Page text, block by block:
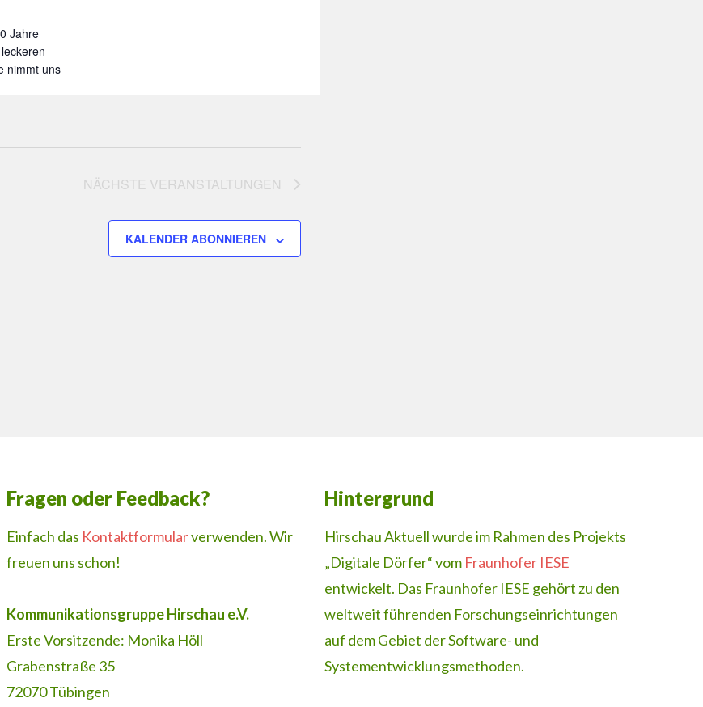
Jahre
nimmt uns
NÄCHSTE VERANSTALTUNGEN
KALENDER ABONNIEREN
Fragen oder Feedback?
Einfach das Kontaktformularverwenden. Wir
freuen uns schon!
Kommunikationsgruppe Hirschau e.V.
Erste Vorsitzende: Monika Höll
Grabenstraße 35
72070 Tübingen
Hintergrund
Hirschau Aktuell wurde im Rahmen des Projekts
„Digitale Dörfer“ vom Fraunhofer IESE
entwickelt. Das Fraunhofer IESE gehört zu den
weltweit führenden Forschungseinrichtungen
auf dem Gebiet der Software- und
Systementwicklungsmethoden.